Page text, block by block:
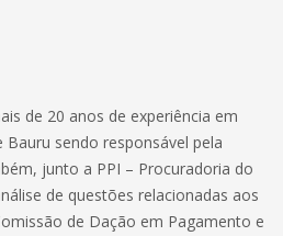
de 20 anos de experiência em
sendo responsável pela
junto a PPI – Procuradoria do
de questões relacionadas aos
de Dação em Pagamento e